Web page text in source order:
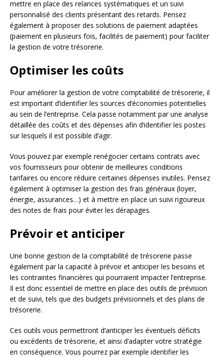
mettre en place des relances systématiques et un suivi
personnalisé des clients présentant des retards. Pensez
également à proposer des solutions de paiement adaptées
(paiement en plusieurs fois, facilités de paiement) pour faciliter
la gestion de votre trésorerie.
Optimiser les coûts
Pour améliorer la gestion de votre comptabilité de trésorerie, il
est important d’identifier les sources d’économies potentielles
au sein de l’entreprise. Cela passe notamment par une analyse
détaillée des coûts et des dépenses afin d’identifier les postes
sur lesquels il est possible d’agir.
Vous pouvez par exemple renégocier certains contrats avec
vos fournisseurs pour obtenir de meilleures conditions
tarifaires ou encore réduire certaines dépenses inutiles. Pensez
également à optimiser la gestion des frais généraux (loyer,
énergie, assurances…) et à mettre en place un suivi rigoureux
des notes de frais pour éviter les dérapages.
Prévoir et anticiper
Une bonne gestion de la comptabilité de trésorerie passe
également par la capacité à prévoir et anticiper les besoins et
les contraintes financières qui pourraient impacter l’entreprise.
Il est donc essentiel de mettre en place des outils de prévision
et de suivi, tels que des budgets prévisionnels et des plans de
trésorerie.
Ces outils vous permettront d’anticiper les éventuels déficits
ou excédents de trésorerie, et ainsi d’adapter votre stratégie
en conséquence. Vous pourrez par exemple identifier les